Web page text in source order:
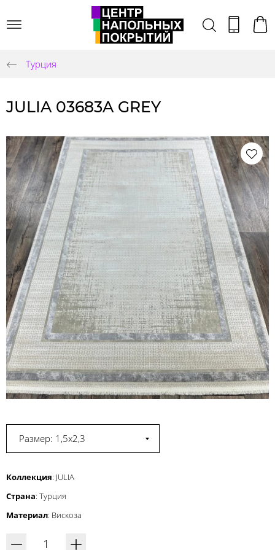
Турция
JULIA 03683A GREY
Размер: 1,5x2,3
Коллекция: JULIA
Страна: Турция
Материал: Вискоза